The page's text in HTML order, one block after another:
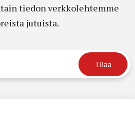
tiedon verkkolehtemme
jutuista.